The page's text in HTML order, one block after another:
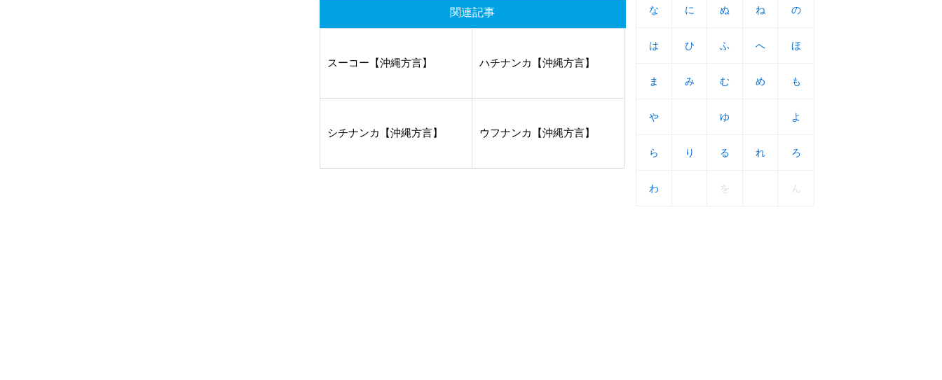
関連記事
スーコー【沖縄方言】 ハチナンカ【沖縄方言】
シチナンカ【沖縄方言】 ウフナンカ【沖縄方言】
な
な に
に ぬ
ぬ ね
ね の
の
は
は ひ
ひ ふ
ふ へ
へ ほ
ほ
ま
ま み
み む
む め
め も
も
や
や ゆ
ゆ よ
よ
ら
ら り
り る
る れ
れ ろ
ろ
わ
わ を ん